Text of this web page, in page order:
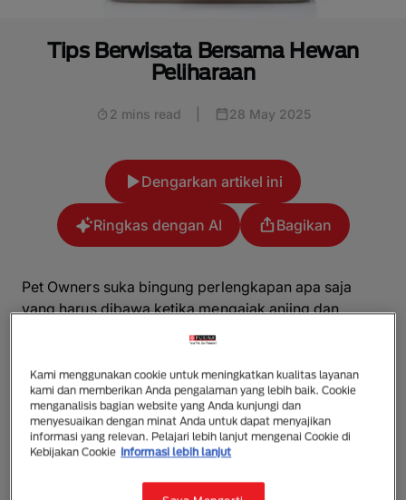
Tips Berwisata Bersama Hewan
Peliharaan
2 mins read 28 May 2025
Dengarkan artikel ini
Ringkas dengan AI Bagikan
Pet Ownerssuka bingung perlengkapan apa saja
yang harus dibawa ketika mengajak anjing dan
kucing kesayangan ke taman, pantai atau membawa
Bagaimana cara merawat anjing (golden retriever,
husky, pom atau Rottweiler) selama perjalanan?
Bagaimana cara merawat kucing (dari jenis kucing
Anggora, Siam, sampai Persia), agar tidak sakit?
Berikut beberapa tips yang harus diperhatikan saat
membawa anjing dan kucing bepergian.
Kami menggunakan cookie untuk meningkatkan kualitas layanan
kami dan memberikan Anda pengalaman yang lebih baik. Cookie
menganalisis bagian website yang Anda kunjungi dan
menyesuaikan dengan minat Anda untuk dapat menyajikan
informasi yang relevan. Pelajari lebih lanjut mengenai Cookie di
Kebijakan Cookie Informasi lebih lanjut